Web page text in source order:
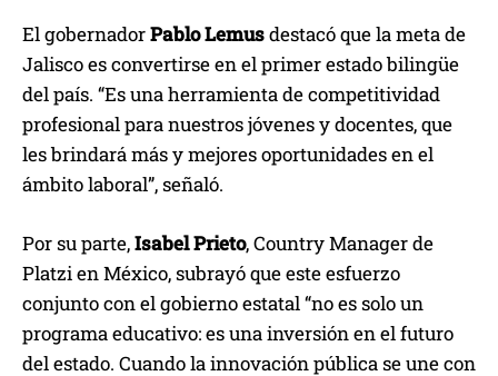
El gobernadorPablo Lemusdestacó que la meta de
Jalisco es convertirse en el primer estado bilingüe
del país. “Es una herramienta de competitividad
profesional para nuestros jóvenes y docentes, que
les brindará más y mejores oportunidades en el
ámbito laboral”, señaló.
Por su parte,Isabel Prieto, Country Manager de
Platzi en México, subrayó que este esfuerzo
conjunto con el gobierno estatal “no es solo un
programa educativo: es una inversión en el futuro
del estado. Cuando la innovación pública se une con